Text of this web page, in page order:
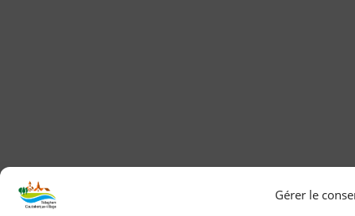
Gérer le